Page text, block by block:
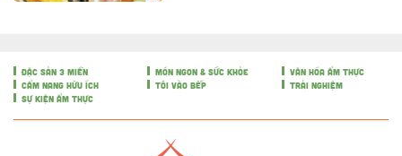
ĐẶC SẢN 3 MIỀN MÓN NGON & SỨC KHỎE
VĂN HÓA ẨM THỰC
CẨM NANG HỮU ÍCH
TÔI VÀO BẾP
TRẢI NGHIỆM
SỰ KIỆN ẨM THỰC